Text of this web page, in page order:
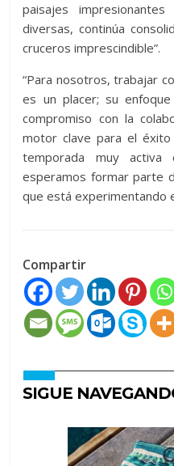
paisajes
diversas, continúa
cruceros imprescindible”.
“Para nosotros, trabajar
es un placer; su
compromiso con la
motor clave para el
temporada muy
esperamos formar parte
que está experimentando
Compartir
SIGUE